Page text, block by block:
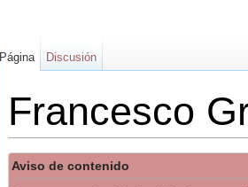
Francesco
Aviso de contenido
Página Discusión